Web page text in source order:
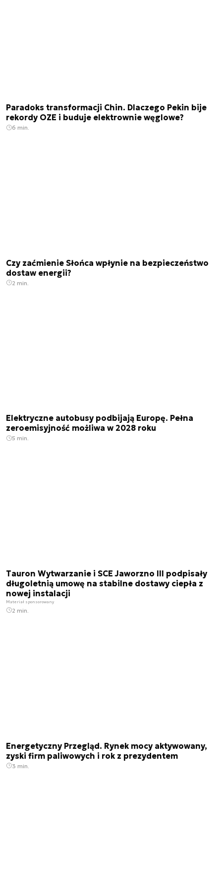
Paradoks transformacji Chin. Dlaczego Pekin bije
rekordy OZE i buduje elektrownie węglowe?
6 min.
Czy zaćmienie Słońca wpłynie na bezpieczeństwo
dostaw energii?
2 min.
Elektryczne autobusy podbijają Europę. Pełna
zeroemisyjność możliwa w 2028 roku
5 min.
Tauron Wytwarzanie i SCE Jaworzno III podpisały
długoletnią umowę na stabilne dostawy ciepła z
nowej instalacji
Materiał sponsorowany
2 min.
Energetyczny Przegląd. Rynek mocy aktywowany,
zyski firm paliwowych i rok z prezydentem
3 min.